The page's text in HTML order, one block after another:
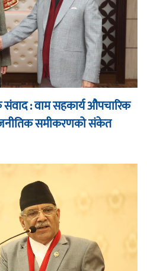
संवाद : वाम सहकार्य औपचारिक
समीकरणको संकेत